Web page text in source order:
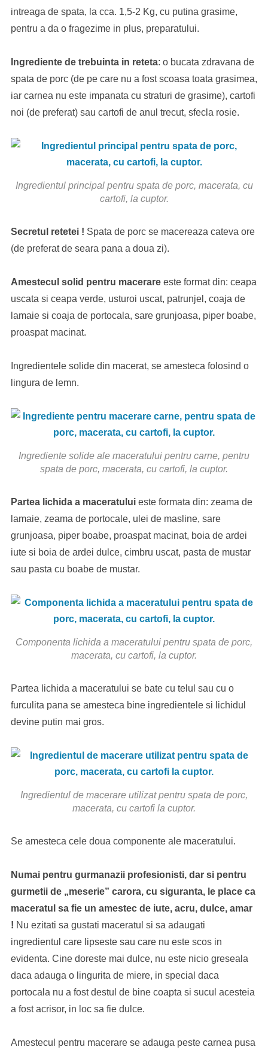
intreaga de spata, la cca. 1,5-2 Kg, cu putina grasime,
pentru a da o fragezime in plus, preparatului.
Ingrediente de trebuinta in reteta: o bucata zdravana de
spata de porc (de pe care nu a fost scoasa toata grasimea,
iar carnea nu este impanata cu straturi de grasime), cartofi
noi (de preferat) sau cartofi de anul trecut, sfecla rosie.
Ingredientul principal pentru spata de porc, macerata, cu
cartofi, la cuptor.
Secretul retetei ! Spata de porc se macereaza cateva ore
(de preferat de seara pana a doua zi).
Amestecul solid pentru macerare este format din: ceapa
uscata si ceapa verde, usturoi uscat, patrunjel, coaja de
lamaie si coaja de portocala, sare grunjoasa, piper boabe,
proaspat macinat.
Ingredientele solide din macerat, se amesteca folosind o
lingura de lemn.
Ingrediente solide ale maceratului pentru carne, pentru
spata de porc, macerata, cu cartofi, la cuptor.
Partea lichida a maceratuluieste formata din: zeama de
lamaie, zeama de portocale, ulei de masline, sare
grunjoasa, piper boabe, proaspat macinat, boia de ardei
iute si boia de ardei dulce, cimbru uscat, pasta de mustar
sau pasta cu boabe de mustar.
Componenta lichida a maceratului pentru spata de porc,
macerata, cu cartofi, la cuptor.
Partea lichida a maceratului se bate cu telul sau cu o
furculita pana se amesteca bine ingredientele si lichidul
devine putin mai gros.
Ingredientul de macerare utilizat pentru spata de porc,
macerata, cu cartofi la cuptor.
Se amesteca cele doua componente ale maceratului.
Numai pentru gurmanazii profesionisti, dar si pentru
gurmetii de „meserie” carora, cu siguranta, le place ca
maceratul sa fie un amestec de iute, acru, dulce, amar
! Nu ezitati sa gustati maceratul si sa adaugati
ingredientul care lipseste sau care nu este scos in
evidenta. Cine doreste mai dulce, nu este nicio greseala
daca adauga o lingurita de miere, in special daca
portocala nu a fost destul de bine coapta si sucul acesteia
a fost acrisor, in loc sa fie dulce.
Amestecul pentru macerare se adauga peste carnea pusa